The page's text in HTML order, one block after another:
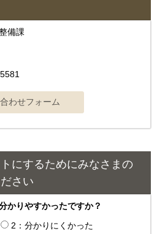
備課
にするためにみなさまの
さい
かりやすかったですか？
2：分かりにくかった